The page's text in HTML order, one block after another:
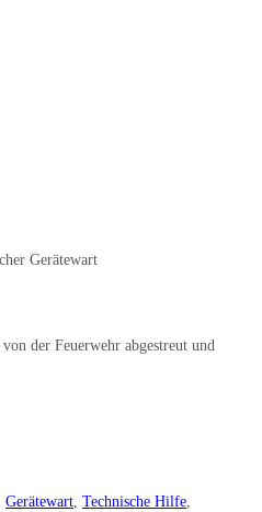
Gerätewart
der Feuerwehr abgestreut und
Gerätewart, Technische Hilfe,